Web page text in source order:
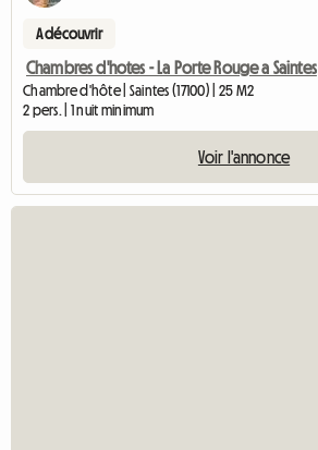
A découvrir
Chambres d'hotes - La Porte Rouge a Saintes
Chambre d'hôte | Saintes (17100) | 25 M2
2 pers. | 1 nuit minimum
Voir l'annonce